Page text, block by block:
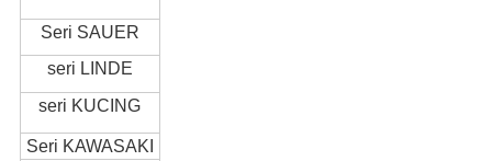
Seri SAUER
seri LINDE
seri KUCING
Seri KAWASAKI